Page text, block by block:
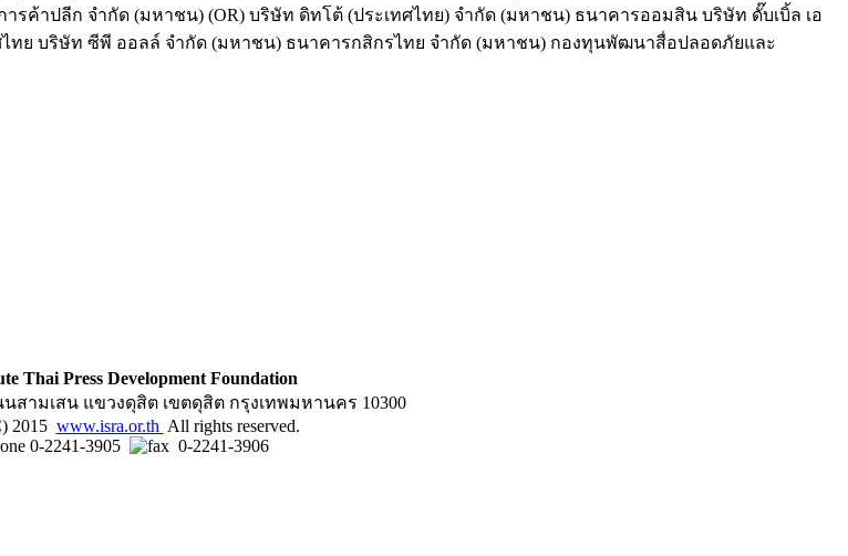
ค้าปลีก จำกัด (มหาชน) (OR) บริษัท ดิทโต้ (ประเทศไทย) จำกัด (มหาชน) ธนาคารออมสิน บริษัท ดั๊บเบิ้ล เอ
ทย บริษัท ซีพี ออลล์ จำกัด (มหาชน) ธนาคารกสิกรไทย จำกัด (มหาชน) กองทุนพัฒนาสื่อปลอดภัยและ
Thai Press Development Foundation
นสามเสน แขวงดุสิต เขตดุสิต กรุงเทพมหานคร 10300
2015 www.isra.or.th All rights reserved.
0-2241-3905
0-2241-3906